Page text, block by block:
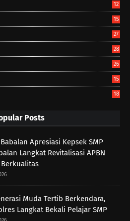
12
15
27
28
26
15
18
Posts
Apresiasi Kepsek SMP
Langkat Revitalisasi APBN
Muda Tertib Berkendara,
Langkat Bekali Pelajar SMP